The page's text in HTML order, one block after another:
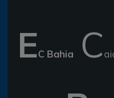
EC Bahia C